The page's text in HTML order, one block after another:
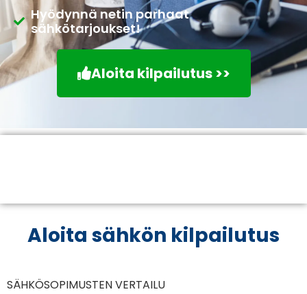
Hyödynnä netin parhaat
sähkötarjoukset!
Aloita kilpailutus >>
Aloita sähkön kilpailutus
SÄHKÖSOPIMUSTEN VERTAILU